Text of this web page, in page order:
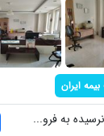
ایران
به فرو...